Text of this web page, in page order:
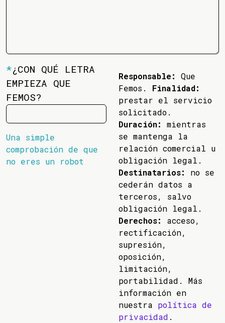
*¿CON QUÉ LETRA
EMPIEZA QUE
FEMOS?
Una simple
comprobación de que
no eres un robot
Responsable:
Que
Femos. Finalidad:
prestar el servicio
solicitado.
Duración:
mientras
se mantenga la
relación comercial u
obligación legal.
Destinatarios:
no se
cederán datos a
terceros, salvo
obligación legal.
Derechos:
acceso,
rectificación,
supresión,
oposición,
limitación,
portabilidad. Más
información en
nuestra política de
privacidad .